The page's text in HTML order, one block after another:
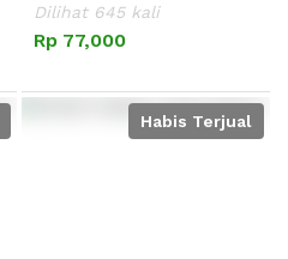
Dilihat 645 kali
Rp 77,000
Habis Terjual